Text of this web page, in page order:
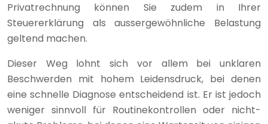
Privatrechnung können Sie zudem in Ihrer
Steuererklärung als aussergewöhnliche Belastung
geltend machen.
Dieser Weg lohnt sich vor allem bei unklaren
Beschwerden mit hohem Leidensdruck, bei denen
eine schnelle Diagnose entscheidend ist. Er ist jedoch
weniger sinnvoll für Routinekontrollen oder nicht-